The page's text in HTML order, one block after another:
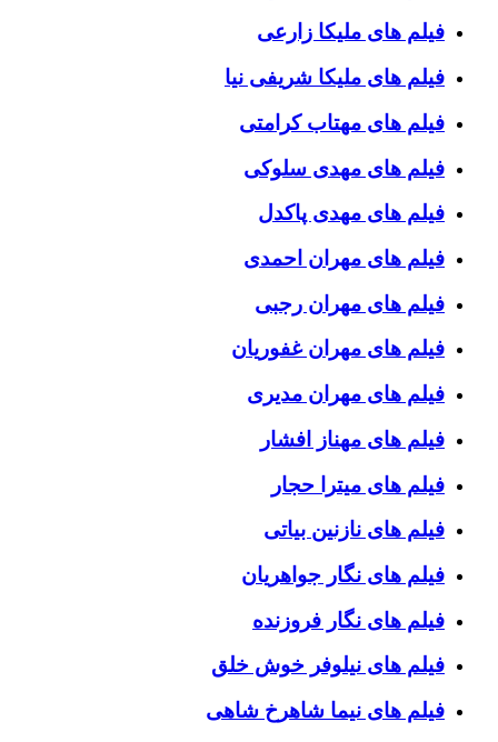
فیلم های ملیکا زارعی
فیلم های ملیکا شریفی نیا
فیلم های مهتاب کرامتی
فیلم های مهدی سلوکی
فیلم های مهدی پاکدل
فیلم های مهران احمدی
فیلم های مهران رجبی
فیلم های مهران غفوریان
فیلم های مهران مدیری
فیلم های مهناز افشار
فیلم های میترا حجار
فیلم های نازنین بیاتی
فیلم های نگار جواهریان
فیلم های نگار فروزنده
فیلم های نیلوفر خوش خلق
فیلم های نیما شاهرخ شاهی